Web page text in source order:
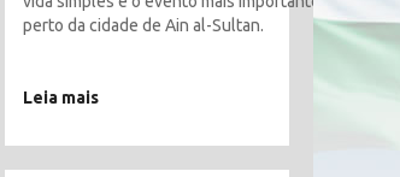
perto da cidade de Ain al-Sultan.
Leia mais